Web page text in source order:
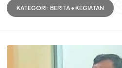
KATEGORI: BERITA • KEGIATAN